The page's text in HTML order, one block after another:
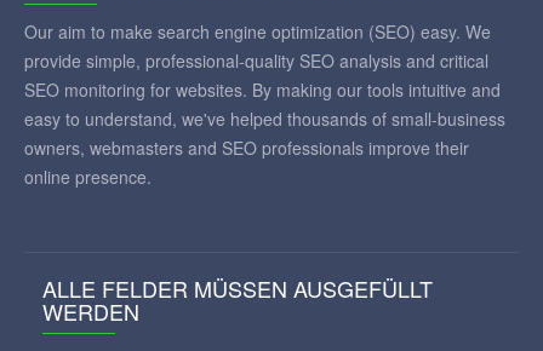
Our aim to make search engine optimization (SEO) easy. We
provide simple, professional-quality SEO analysis and critical
SEO monitoring for websites. By making our tools intuitive and
easy to understand, we've helped thousands of small-business
owners, webmasters and SEO professionals improve their
online presence.
ALLE FELDER MÜSSEN AUSGEFÜLLT
WERDEN